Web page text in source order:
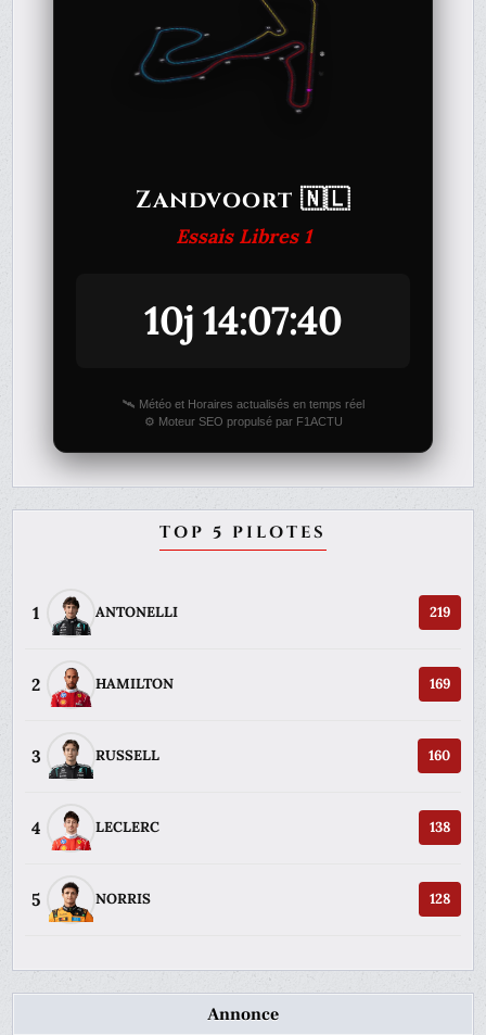
Zandvoort 🇳🇱
Essais Libres 1
10j 14:07:40
🛰️ Météo et Horaires actualisés en temps réel
⚙️ Moteur SEO propulsé par F1ACTU
TOP 5 PILOTES
1 ANTONELLI 219
2 HAMILTON 169
3 RUSSELL 160
4 LECLERC 138
5 NORRIS 128
Annonce